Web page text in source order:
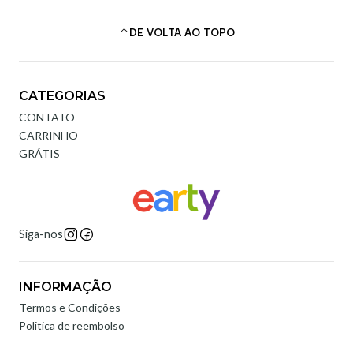
DE VOLTA AO TOPO
CATEGORIAS
CONTATO
CARRINHO
GRÁTIS
Siga-nos
INFORMAÇÃO
Termos e Condições
Politica de reembolso